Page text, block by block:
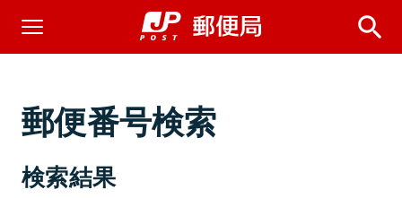
郵便番号検索
検索結果